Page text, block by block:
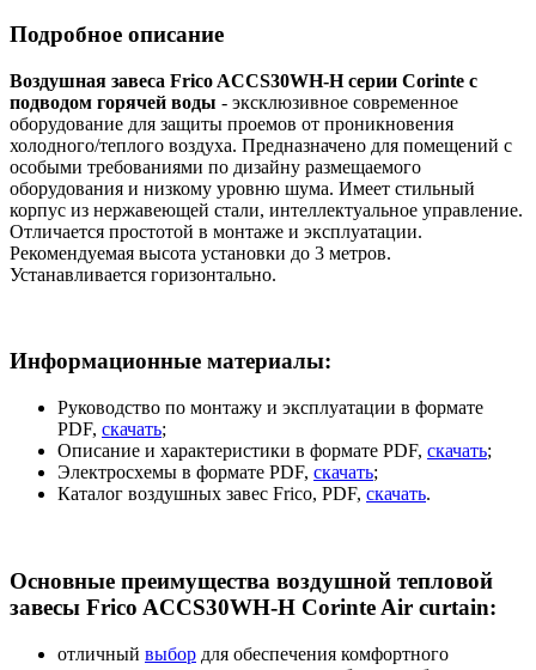
Подробное описание
Воздушная завеса Frico ACCS30WH-H серии Corinte с
подводом горячей воды - эксклюзивное современное
оборудование для защиты проемов от проникновения
холодного/теплого воздуха. Предназначено для помещений с
особыми требованиями по дизайну размещаемого
оборудования и низкому уровню шума. Имеет стильный
корпус из нержавеющей стали, интеллектуальное управление.
Отличается простотой в монтаже и эксплуатации.
Рекомендуемая высота установки до 3 метров.
Устанавливается горизонтально.
Информационные материалы:
Руководство по монтажу и эксплуатации в формате
PDF, скачать;
Описание и характеристики в формате PDF, скачать;
Электросхемы в формате PDF, скачать;
Каталог воздушных завес Frico, PDF, скачать.
Основные преимущества воздушной тепловой
завесы Frico ACCS30WH-H Corinte Air curtain:
отличный выбор для обеспечения комфортного